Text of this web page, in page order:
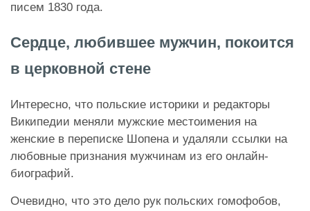
писем 1830 года.
Сердце, любившее мужчин, покоится
в церковной стене
Интересно, что польские историки и редакторы
Википедии меняли мужские местоимения на
женские в переписке Шопена и удаляли ссылки на
любовные признания мужчинам из его онлайн-
биографий.
Очевидно, что это дело рук польских гомофобов,